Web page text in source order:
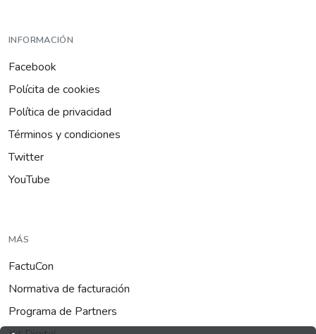
INFORMACIÓN
Facebook
Polícita de cookies
Política de privacidad
Términos y condiciones
Twitter
YouTube
MÁS
FactuCon
Normativa de facturación
Programa de Partners